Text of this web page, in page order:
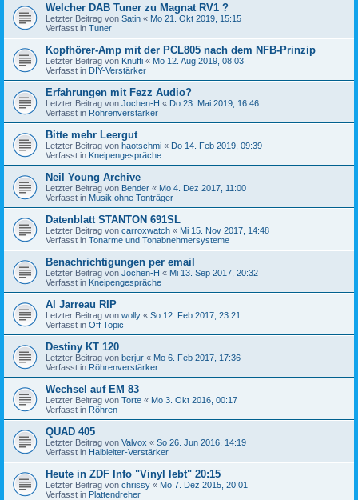
Welcher DAB Tuner zu Magnat RV1 ?
Letzter Beitrag von Satin « Mo 21. Okt 2019, 15:15
Verfasst in Tuner
Kopfhörer-Amp mit der PCL805 nach dem NFB-Prinzip
Letzter Beitrag von Knuffi « Mo 12. Aug 2019, 08:03
Verfasst in DIY-Verstärker
Erfahrungen mit Fezz Audio?
Letzter Beitrag von Jochen-H « Do 23. Mai 2019, 16:46
Verfasst in Röhrenverstärker
Bitte mehr Leergut
Letzter Beitrag von haotschmi « Do 14. Feb 2019, 09:39
Verfasst in Kneipengespräche
Neil Young Archive
Letzter Beitrag von Bender « Mo 4. Dez 2017, 11:00
Verfasst in Musik ohne Tonträger
Datenblatt STANTON 691SL
Letzter Beitrag von carroxwatch « Mi 15. Nov 2017, 14:48
Verfasst in Tonarme und Tonabnehmersysteme
Benachrichtigungen per email
Letzter Beitrag von Jochen-H « Mi 13. Sep 2017, 20:32
Verfasst in Kneipengespräche
Al Jarreau RIP
Letzter Beitrag von wolly « So 12. Feb 2017, 23:21
Verfasst in Off Topic
Destiny KT 120
Letzter Beitrag von berjur « Mo 6. Feb 2017, 17:36
Verfasst in Röhrenverstärker
Wechsel auf EM 83
Letzter Beitrag von Torte « Mo 3. Okt 2016, 00:17
Verfasst in Röhren
QUAD 405
Letzter Beitrag von Valvox « So 26. Jun 2016, 14:19
Verfasst in Halbleiter-Verstärker
Heute in ZDF Info "Vinyl lebt" 20:15
Letzter Beitrag von chrissy « Mo 7. Dez 2015, 20:01
Verfasst in Plattendreher